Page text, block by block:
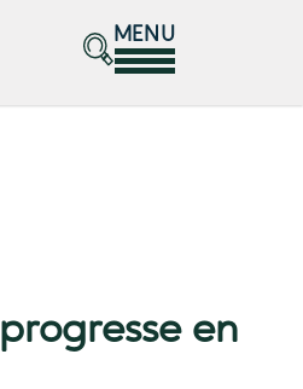
MENU
progresse en